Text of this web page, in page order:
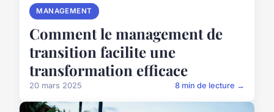
MANAGEMENT
Comment le management de
transition facilite une
transformation efficace
20 mars 2025 8 min de lecture →